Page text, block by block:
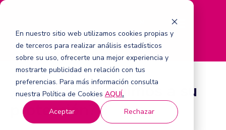
En nuestro sitio web utilizamos cookies propias y
de terceros para realizar análisis estadísticos
sobre su uso, ofrecerte una mejor experiencia y
mostrarte publicidad en relación con tus
preferencias. Para más información consulta
nuestra Política de Cookies AQUÍ.
Aceptar
Rechazar
e
ú
¿Cómo contribuimos a su
protección?